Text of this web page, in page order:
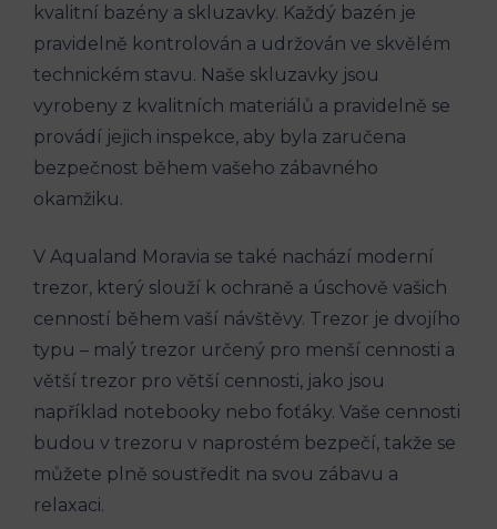
kvalitní bazény a skluzavky. Každý bazén je
pravidelně kontrolován a udržován ve skvělém
technickém stavu. Naše skluzavky jsou
vyrobeny z kvalitních materiálů a pravidelně se
provádí jejich inspekce, aby byla zaručena
bezpečnost během vašeho zábavného
okamžiku.
V Aqualand Moravia se také nachází moderní
trezor, který slouží k ochraně a úschově vašich
cenností během vaší návštěvy. Trezor je dvojího
typu – malý trezor určený pro menší cennosti a
větší trezor pro větší cennosti, jako jsou
například notebooky nebo foťáky. Vaše cennosti
budou v trezoru v naprostém bezpečí, takže se
můžete plně soustředit na svou zábavu a
relaxaci.